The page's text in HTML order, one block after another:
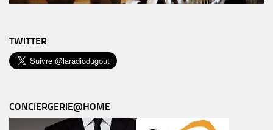
TWITTER
CONCIERGERIE@HOME